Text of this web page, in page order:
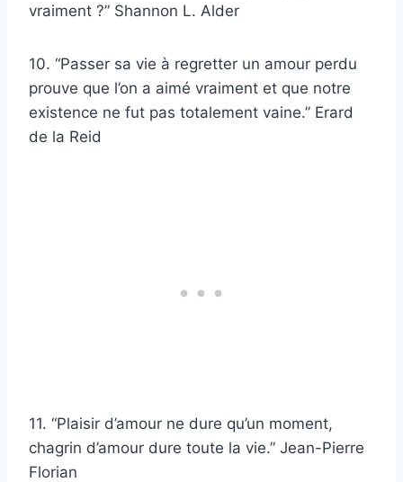
vraiment ?” Shannon L. Alder
10. “Passer sa vie à regretter un amour perdu
prouve que l’on a aimé vraiment et que notre
existence ne fut pas totalement vaine.” Erard
de la Reid
11. “Plaisir d’amour ne dure qu’un moment,
chagrin d’amour dure toute la vie.” Jean-Pierre
Florian